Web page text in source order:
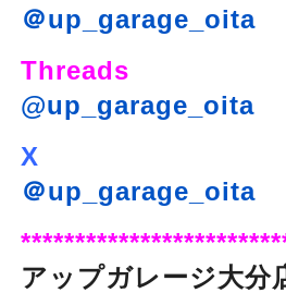
＠up_garage_oita
Threads
@up_garage_oita
X
＠up_garage_oita
アップガレージ大